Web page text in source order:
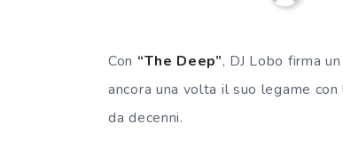
Con “The Deep”, DJ Lobo firma
ancora una volta il suo legame
da decenni.